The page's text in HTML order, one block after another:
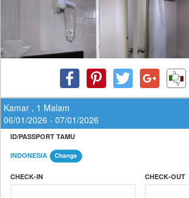
Kamar , 1 Malam
06/01/2026 - 07/01/2026
ID/PASSPORT TAMU
INDONESIA
CHECK-IN CHECK-OUT